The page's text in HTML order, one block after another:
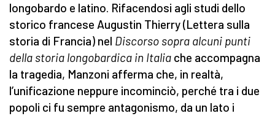
longobardo e latino. Rifacendosi agli studi dello
storico francese Augustin Thierry (Lettera sulla
storia di Francia) nel Discorso sopra alcuni punti
della storia longobardica in Italia che accompagna
la tragedia, Manzoni afferma che, in realtà,
l’unificazione neppure incominciò, perché tra i due
popoli ci fu sempre antagonismo, da un lato i